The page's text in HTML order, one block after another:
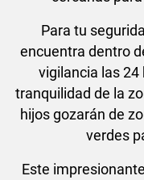
Para tu
encuentra dentro
vigilancia las 24
tranquilidad de la
hijos gozarán de
verdes
Este